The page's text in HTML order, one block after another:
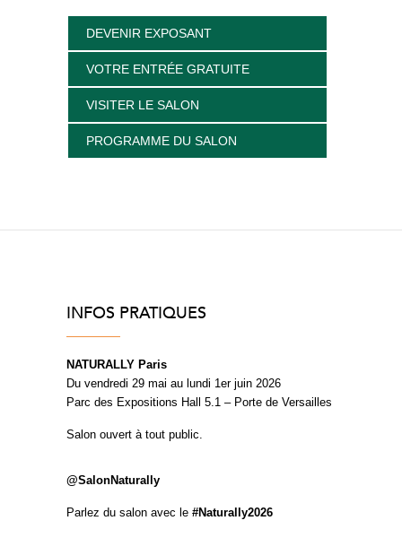
DEVENIR EXPOSANT
VOTRE ENTRÉE GRATUITE
VISITER LE SALON
PROGRAMME DU SALON
INFOS PRATIQUES
NATURALLY Paris
Du vendredi 29 mai au lundi 1er juin 2026
Parc des Expositions Hall 5.1 – Porte de Versailles
Salon ouvert à tout public.
@SalonNaturally
Parlez du salon avec le #Naturally2026